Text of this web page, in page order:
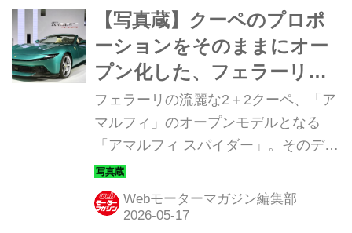
【写真蔵】クーペのプロポ
ーションをそのままにオー
プン化した、フェラーリ
「アマルフィ スパイダー」
フェラーリの流麗な2＋2クーペ、「ア
マルフィ」のオープンモデルとなる
「アマルフィ スパイダー」。そのディ
テールを写真で紹介しよう。
Webモーターマガジン編集部